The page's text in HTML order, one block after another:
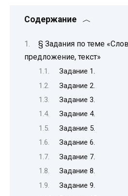
Содержание
§ Задания по теме
предложение, текст»
Задание 1.
Задание 2.
Задание 3.
Задание 4.
Задание 5.
Задание 6.
Задание 7.
Задание 8.
Задание 9.